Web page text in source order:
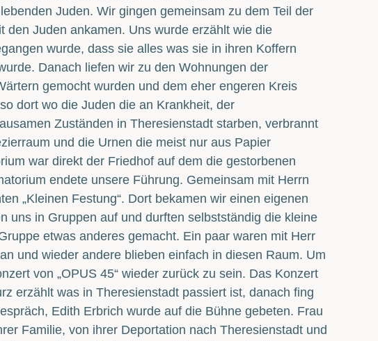
Juden. Wir gingen gemeinsam zu dem Teil der
Juden ankamen. Uns wurde erzählt wie die
wurde, dass sie alles was sie in ihren Koffern
Danach liefen wir zu den Wohnungen der
gemocht wurden und dem eher engeren Kreis
dort wo die Juden die an Krankheit, der
Zuständen in Theresienstadt starben, verbrannt
und die Urnen die meist nur aus Papier
war direkt der Friedhof auf dem die gestorbenen
endete unsere Führung. Gemeinsam mit Herrn
„Kleinen Festung“. Dort bekamen wir einen eigenen
uns in Gruppen auf und durften selbstständig die kleine
etwas anderes gemacht. Ein paar waren mit Herr
und wieder andere blieben einfach in diesen Raum. Um
von „OPUS 45“ wieder zurück zu sein. Das Konzert
erzählt was in Theresienstadt passiert ist, danach fing
Edith Erbrich wurde auf die Bühne gebeten. Frau
Familie, von ihrer Deportation nach Theresienstadt und